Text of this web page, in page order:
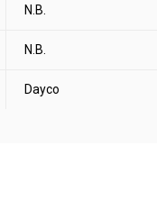
N.B.
N.B.
Dayco